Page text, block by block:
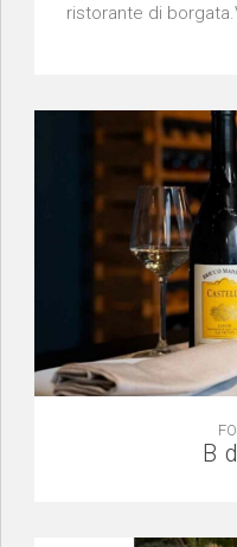
ristorante di
B